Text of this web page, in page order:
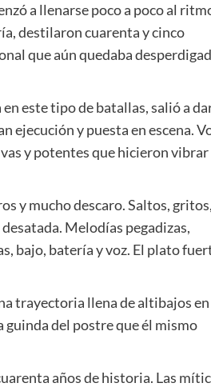
a llenarse poco a poco al
destilaron cuarenta y cinco
que aún quedaba
este tipo de batallas, salió a
ejecución y puesta en escena.
y potentes que hicieron vibrar
y mucho descaro. Saltos, gritos,
Melodías pegadizas,
bajo, batería y voz. El plato
trayectoria llena de altibajos en
guinda del postre que él mismo
años de historia. Las